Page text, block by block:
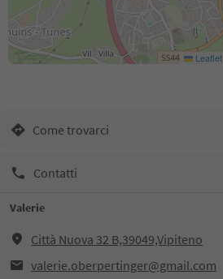
Leaflet
Come trovarci
Contatti
Valerie
Città Nuova 32 B,39049,Vipiteno
valerie.oberpertinger@gmail.com